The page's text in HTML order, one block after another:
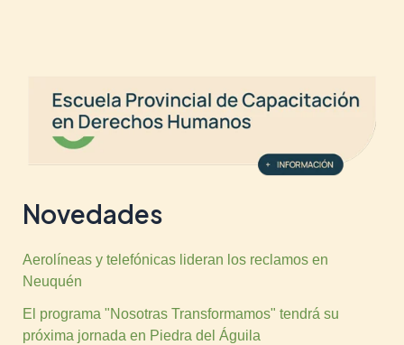
Novedades
Aerolíneas y telefónicas lideran los reclamos en
Neuquén
El programa "Nosotras Transformamos" tendrá su
próxima jornada en Piedra del Águila